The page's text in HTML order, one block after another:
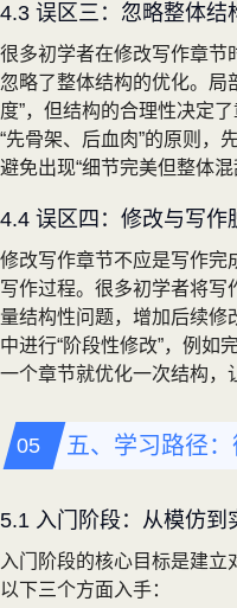
4.3 误区三：忽略整体结
很多初学者在修改写作章节
忽略了整体结构的优化。局
度”，但结构的合理性决定
“先骨架、后血肉”的原则，
避免出现“细节完美但整体混
4.4 误区四：修改与写作
修改写作章节不应是写作完
写作过程。很多初学者将写
量结构性问题，增加后续修
中进行“阶段性修改”，例如
一个章节就优化一次结构，
五、学习路径
5.1 入门阶段：从模仿到
入门阶段的核心目标是建
以下三个方面入手：